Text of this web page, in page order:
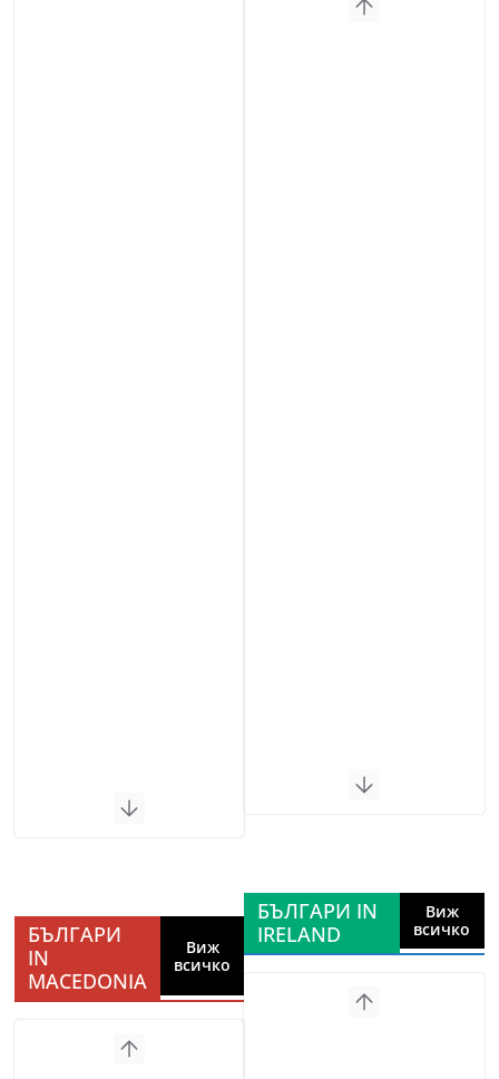
БЪЛГАРИ
IN
MACEDONIA
Виж
всичко
БЪЛГАРИ IN
IRELAND
Виж
всичко